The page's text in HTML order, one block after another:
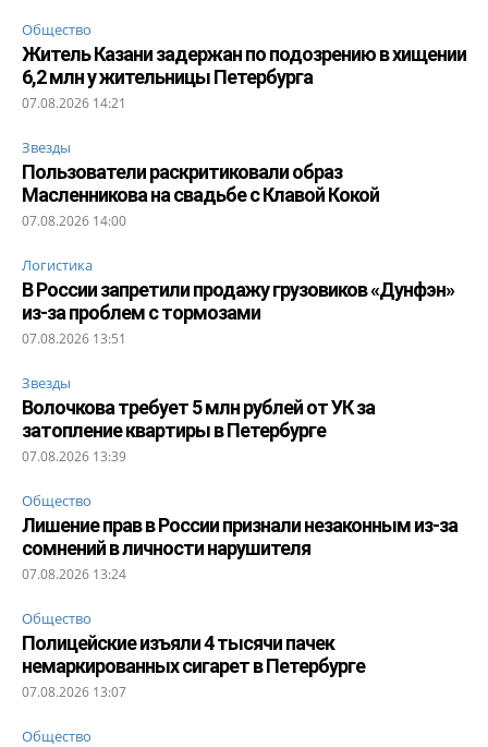
Общество
Житель Казани задержан по подозрению в хищении
6,2 млн у жительницы Петербурга
07.08.2026 14:21
Звезды
Пользователи раскритиковали образ
Масленникова на свадьбе с Клавой Кокой
07.08.2026 14:00
Логистика
В России запретили продажу грузовиков «Дунфэн»
из-за проблем с тормозами
07.08.2026 13:51
Звезды
Волочкова требует 5 млн рублей от УК за
затопление квартиры в Петербурге
07.08.2026 13:39
Общество
Лишение прав в России признали незаконным из-за
сомнений в личности нарушителя
07.08.2026 13:24
Общество
Полицейские изъяли 4 тысячи пачек
немаркированных сигарет в Петербурге
07.08.2026 13:07
Общество